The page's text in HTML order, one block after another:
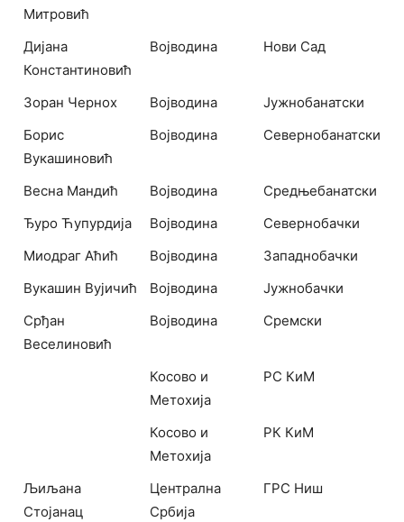
Митровић
Дијана
Константиновић
Војводина Нови Сад
Зоран Чернох Војводина
Јужнобанатски
Борис
Вукашиновић
Војводина Севернобанатски
Весна Мандић Војводина
Средњебанатски
Ђуро Ћупурдија
Војводина
Севернобачки
Миодраг Аћић
Војводина
Западнобачки
Вукашин Вујичић
Војводина
Јужнобачки
Срђан
Веселиновић
Војводина Сремски
Косово и
Метохија
РС КиМ
Косово и
Метохија
РК КиМ
Љиљана
Стојанац
Централна
Србија
ГРС Ниш